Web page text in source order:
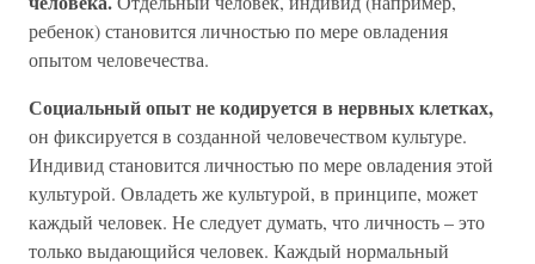
ребенок) становится личностью по мере овладения
опытом человечества.
Социальный опыт не кодируется в нервных клетках,
он фиксируется в созданной человечеством культуре.
Индивид становится личностью по мере овладения этой
культурой. Овладеть же культурой, в принципе, может
каждый человек. Не следует думать, что личность – это
только выдающийся человек. Каждый нормальный